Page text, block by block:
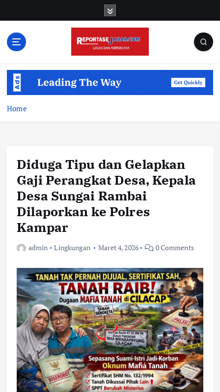
Home
Diduga Tipu dan Gelapkan
Gaji Perangkat Desa, Kepala
Desa Sungai Rambai
Dilaporkan ke Polres
Kampar
admin Lingkungan Maret 4, 2026 0 Comments